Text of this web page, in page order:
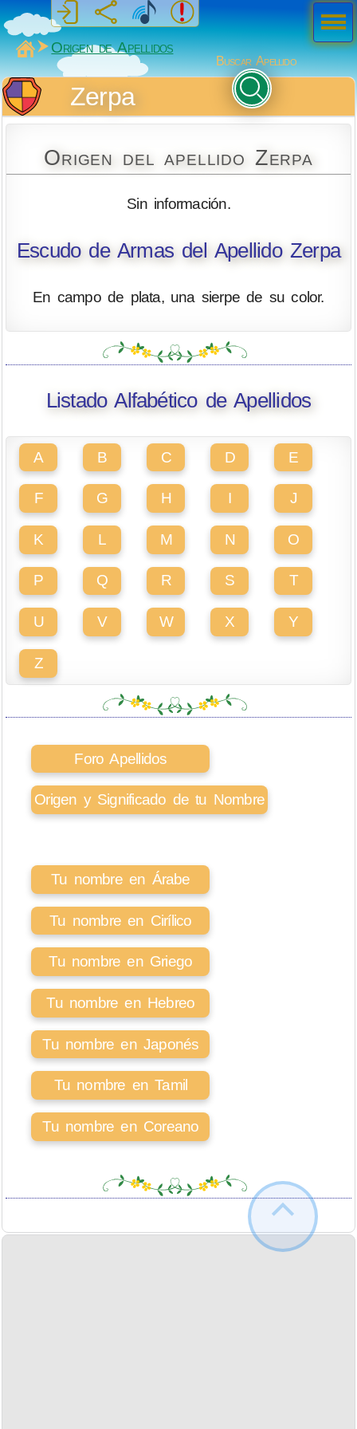
MiSabueso
Origen de Apellidos
Buscar Apellido
Zerpa
Origen del apellido Zerpa
Sin información.
Escudo de Armas del Apellido Zerpa
En campo de plata, una sierpe de su color.
Listado Alfabético de Apellidos
A B C D E
F G H I J
K L M N O
P Q R S T
U V W X Y
Z
Foro Apellidos
Origen y Significado de tu Nombre
Tu nombre en Árabe
Tu nombre en Cirílico
Tu nombre en Griego
Tu nombre en Hebreo
Tu nombre en Japonés
Tu nombre en Tamil
Tu nombre en Coreano
Men
ú